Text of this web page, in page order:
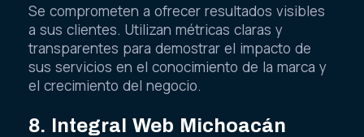
Se comprometen a ofrecer resultados visibles
a sus clientes. Utilizan métricas claras y
transparentes para demostrar el impacto de
sus servicios en el conocimiento de la marca y
el crecimiento del negocio.
8. Integral Web Michoacán